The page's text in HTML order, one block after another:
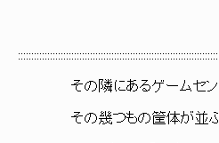
｀
その隣にあるゲームセンター
その幾つもの筐体が並ぶタ